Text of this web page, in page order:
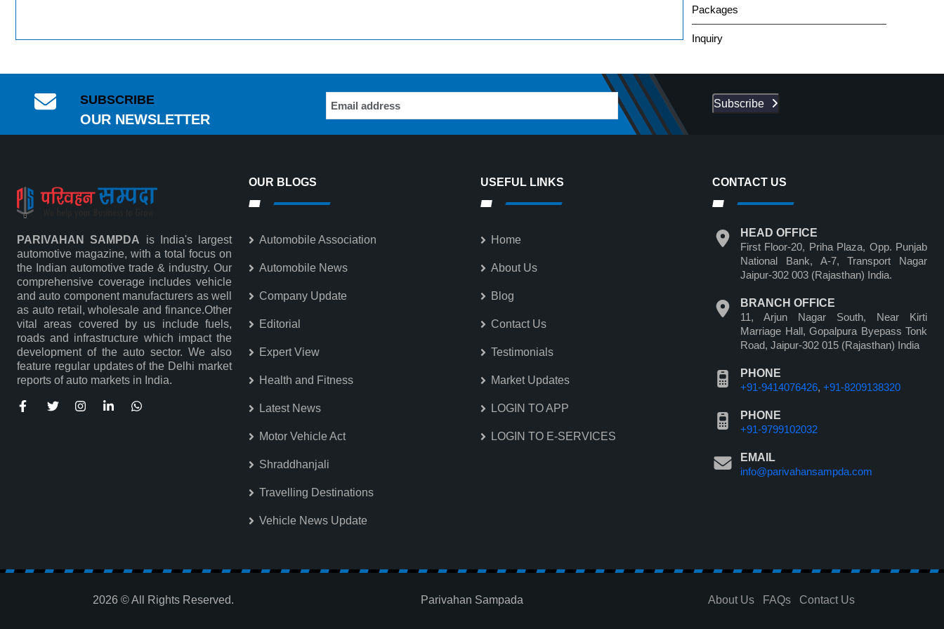
Packages
Inquiry
SUBSCRIBE
OUR NEWSLETTER
Subscribe
PARIVAHAN SAMPDA is India's largest
automotive magazine, with a total focus on
the Indian automotive trade & industry. Our
comprehensive coverage includes vehicle
and auto component manufacturers as well
as auto retail, wholesale and finance.Other
vital areas covered by us include fuels,
roads and infrastructure which impact the
development of the auto sector. We also
feature regular updates of the Delhi market
reports of auto markets in India.
OUR BLOGS
Automobile Association
Automobile News
Company Update
Editorial
Expert View
Health and Fitness
Latest News
Motor Vehicle Act
Shraddhanjali
Travelling Destinations
Vehicle News Update
USEFUL LINKS
Home
About Us
Blog
Contact Us
Testimonials
Market Updates
LOGIN TO APP
LOGIN TO E-SERVICES
CONTACT US
HEAD OFFICE
First Floor-20, Priha Plaza, Opp. Punjab
National Bank, A-7, Transport Nagar
Jaipur-302 003 (Rajasthan) India.
BRANCH OFFICE
11, Arjun Nagar South, Near Kirti
Marriage Hall, Gopalpura Byepass Tonk
Road, Jaipur-302 015 (Rajasthan) India
PHONE
+91-9414076426, +91-8209138320
PHONE
+91-9799102032
EMAIL
info@parivahansampda.com
2026 © All Rights Reserved. Parivahan Sampada About Us FAQs Contact Us